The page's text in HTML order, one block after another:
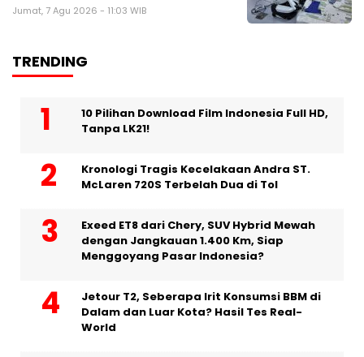
Jumat, 7 Agu 2026 - 11:03 WIB
TRENDING
10 Pilihan Download Film Indonesia Full HD,
Tanpa LK21!
Kronologi Tragis Kecelakaan Andra ST.
McLaren 720S Terbelah Dua di Tol
Exeed ET8 dari Chery, SUV Hybrid Mewah
dengan Jangkauan 1.400 Km, Siap
Menggoyang Pasar Indonesia?
Jetour T2, Seberapa Irit Konsumsi BBM di
Dalam dan Luar Kota? Hasil Tes Real-
World